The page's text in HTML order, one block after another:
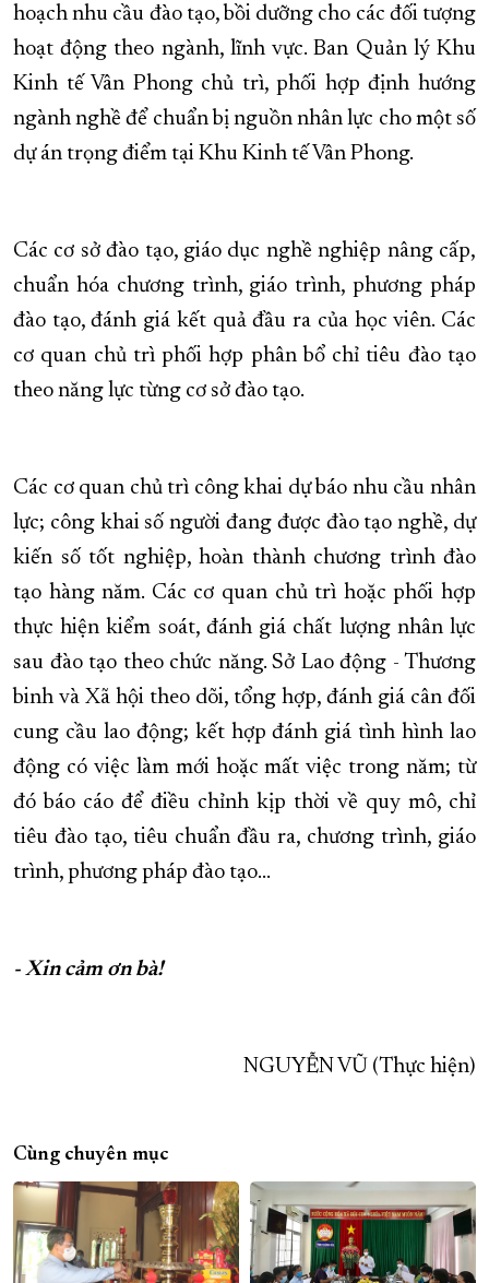
hoạch nhu cầu đào tạo, bồi dưỡng cho các đối tượng
hoạt động theo ngành, lĩnh vực. Ban Quản lý Khu
Kinh tế Vân Phong chủ trì, phối hợp định hướng
ngành nghề để chuẩn bị nguồn nhân lực cho một số
dự án trọng điểm tại Khu Kinh tế Vân Phong.
Các cơ sở đào tạo, giáo dục nghề nghiệp nâng cấp,
chuẩn hóa chương trình, giáo trình, phương pháp
đào tạo, đánh giá kết quả đầu ra của học viên. Các
cơ quan chủ trì phối hợp phân bổ chỉ tiêu đào tạo
theo năng lực từng cơ sở đào tạo.
Các cơ quan chủ trì công khai dự báo nhu cầu nhân
lực; công khai số người đang được đào tạo nghề, dự
kiến số tốt nghiệp, hoàn thành chương trình đào
tạo hàng năm. Các cơ quan chủ trì hoặc phối hợp
thực hiện kiểm soát, đánh giá chất lượng nhân lực
sau đào tạo theo chức năng. Sở Lao động - Thương
binh và Xã hội theo dõi, tổng hợp, đánh giá cân đối
cung cầu lao động; kết hợp đánh giá tình hình lao
động có việc làm mới hoặc mất việc trong năm; từ
đó báo cáo để điều chỉnh kịp thời về quy mô, chỉ
tiêu đào tạo, tiêu chuẩn đầu ra, chương trình, giáo
trình, phương pháp đào tạo…
- Xin cảm ơn bà!
NGUYỄN VŨ (Thực hiện)
Cùng chuyên mục